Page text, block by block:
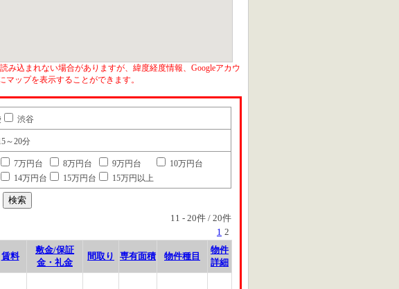
み込まれない場合がありますが、緯度経度情報、Googleアカウ
ップを表示することができます。
渋谷
～20分
7万円台 8万円台 9万円台
10万円台
14万円台 15万円台 15万円以上
11 - 20件 / 20件
1 2
賃料
敷金/保証
金・礼金
間取り 専有面積 物件種目
物件
詳細